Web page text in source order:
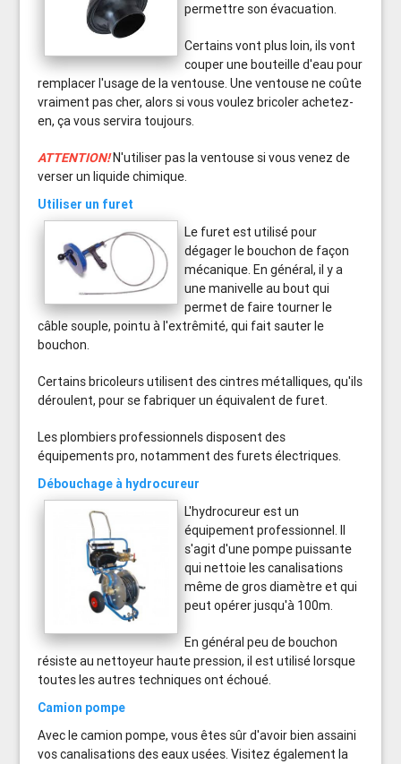
permettre son évacuation.
Certains vont plus loin, ils vont
couper une bouteille d'eau pour
remplacer l'usage de la ventouse. Une ventouse ne coûte
vraiment pas cher, alors si vous voulez bricoler achetez-
en, ça vous servira toujours.
ATTENTION!N'utiliser pas la ventouse si vous venez de
verser un liquide chimique.
Utiliser un furet
Le furet est utilisé pour
dégager le bouchon de façon
mécanique. En général, il y a
une manivelle au bout qui
permet de faire tourner le
câble souple, pointu à l'extrêmité, qui fait sauter le
bouchon.
Certains bricoleurs utilisent des cintres métalliques, qu'ils
déroulent, pour se fabriquer un équivalent de furet.
Les plombiers professionnels disposent des
équipements pro, notamment des furets électriques.
Débouchage à hydrocureur
L'hydrocureur est un
équipement professionnel. Il
s'agit d'une pompe puissante
qui nettoie les canalisations
même de gros diamètre et qui
peut opérer jusqu'à 100m.
En général peu de bouchon
résiste au nettoyeur haute pression, il est utilisé lorsque
toutes les autres techniques ont échoué.
Camion pompe
Avec le camion pompe, vous êtes sûr d'avoir bien assaini
vos canalisations des eaux usées. Visitez également la